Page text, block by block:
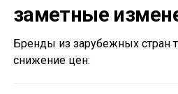
заметные
Бренды из зарубежных стран
снижение цен: